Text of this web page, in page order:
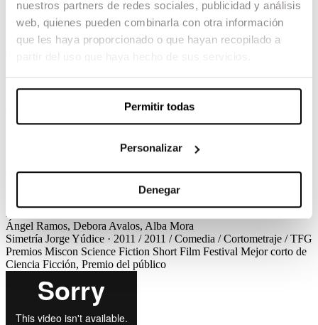
nuestros partners de redes sociales, publicidad y análisis
web, quienes pueden combinarla con otra información
que les haya proporcionado o que hayan recopilado a
Permitir todas
Personalizar
Denegar
Simetría
Jorge Yúdice / 2011 / Comedia / Cortometraje / TFG
“Armonización de la pareja a través del comportamiento simétrico”.
que las relaciones no son perfectas ni cuantificables por la
matemática. Al contrario, son un completo caos.
Premios
Créditos GuionJorge Yúdice Dirección de ProducciónPol
Dirección de FotografíaNacho Ramírez
Mateo Ramírez
Ruiz, Oriol Campi
Ángel Ramos, Debora Avalos, Alba Mora
Simetría Jorge Yúdice · 2011 / 2011 / Comedia / Cortometraje / TFG
Premios Miscon Science Fiction Short Film Festival Mejor corto de
Ciencia Ficción, Premio del público